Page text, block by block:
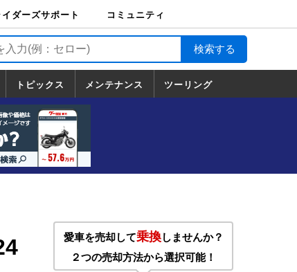
イダーズサポート
ダーズサポート
ク輸送
クガレージライ
ク車両保険
ドサービス
ク試乗
コミュニティ
トピックス
トピックス
一覧
ホンダ
ヤマハ
スズキ
カワサキ
ハーレーダ
ビッドソン
BMW
ドゥカティ
トライアン
フ
メンテナンス ツーリング
愛車を売却して乗換しませんか？
２つの売却方法から選択可能！